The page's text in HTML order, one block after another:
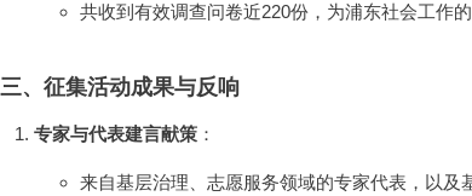
共收到有效调查问卷近220份，为浦东社会工作
三、征集活动成果与反响
专家与代表建言献策 ：
来自基层治理、志愿服务领域的专家代表，以及